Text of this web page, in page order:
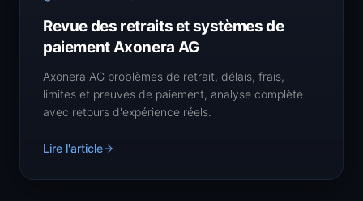
Revue des retraits et systèmes de
paiement Axonera AG
Axonera AG problèmes de retrait, délais, frais,
limites et preuves de paiement, analyse complète
avec retours d'expérience réels.
Lire l'article